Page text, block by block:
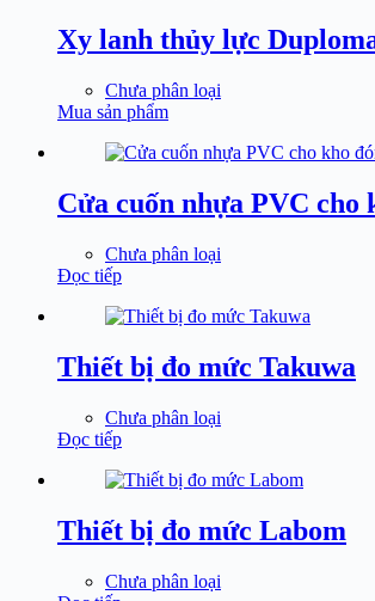
Xy lanh thủy lực
Chưa phân loại
Mua sản phẩm
Cửa cuốn nhựa PVC cho
Chưa phân loại
Đọc tiếp
Thiết bị đo mức Takuwa
Chưa phân loại
Đọc tiếp
Thiết bị đo mức Labom
Chưa phân loại